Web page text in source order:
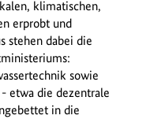
klimatischen,
erprobt und
stehen dabei die
sowie
etwa die dezentrale
in die